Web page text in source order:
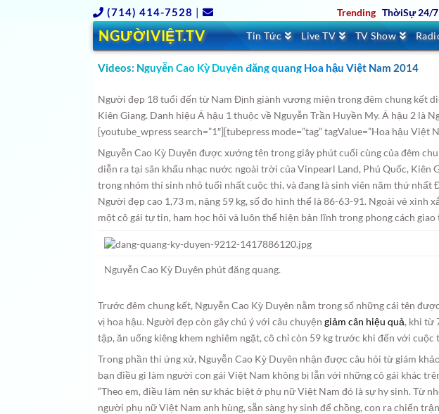
(714) 414-7528 | Trending ThờiSự 24/7
NGƯỜIVIỆT.TV Tin Tức Live TV TV Show
Videos: Nguyễn Cao Kỳ Duyên đăng quang Hoa hậu Việt Nam 2014
Người đẹp 18 tuổi đến từ Nam Định giành vương miện trong đêm chung kết
Kiên Giang. Danh hiệu Á hậu 1 thuộc về Nguyễn Trần Huyền My. Á hậu 2 là
[youtube_wpress search=”1″][tubepress mode=”tag” tagValue=”Hoa hậu Việt
Nguyễn Cao Kỳ Duyên được xướng tên trong giây phút cuối cùng của đêm
diễn ra tại sân khấu nhạc nước ngoài trời của Vinpearl Land, Phú Quốc, Kiên
trong nhóm thí sinh nhỏ tuổi nhất cuộc thi, và đang là sinh viên năm thứ nhất
Người đẹp cao 1,73 m, nặng 59 kg, số đo hình thể là 86-63-91. Ngoài vẻ xinh
một cô gái tự tin, ham học hỏi và luôn thể hiện bản lĩnh trong phong cách giao
Nguyễn Cao Kỳ Duyên phút đăng quang.
Trước đêm chung kết, Nguyễn Cao Kỳ Duyên nằm trong số những cái tên
vị hoa hậu. Người đẹp còn gây chú ý với câu chuyệngiảm cân hiệu quả, khi từ
tập, ăn uống kiêng khem nghiêm ngặt, cô chỉ còn 59 kg trước khi đến với cuộc
Trong phần thi ứng xử, Nguyễn Cao Kỳ Duyên nhận được câu hỏi từ giám
bạn điều gì làm người con gái Việt Nam không bị lẫn với những cô gái khác
“Theo em, điều làm nên sự khác biệt ở phụ nữ Việt Nam đó là sự hy sinh. Từ
người phụ nữ Việt Nam anh hùng, sẵn sàng hy sinh để chồng, con ra chiến